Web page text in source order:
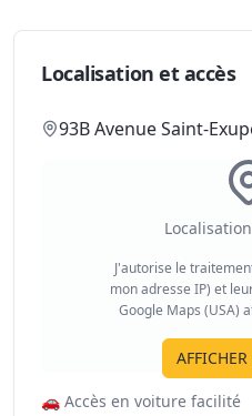
Localisation et accès
93B Avenue Saint-
J'autorise le
mon adresse IP) et
Google Maps (USA)
🚗 Accès en voiture facilité